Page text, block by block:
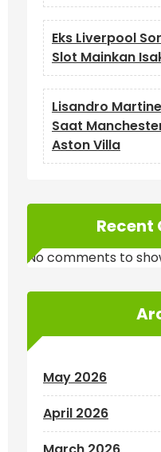
Eks Liverpool
Slot Mainkan
Lisandro
Saat
Aston Villa
Recent
No comments to
May 2026
April 2026